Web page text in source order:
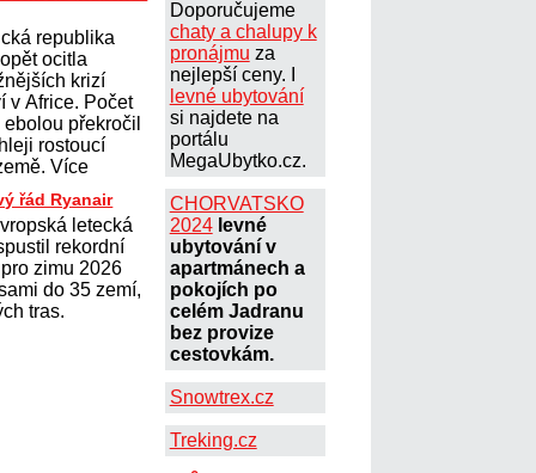
Doporučujeme
chaty a chalupy k
pronájmu za
nejlepší ceny. I
levné ubytování
si najdete na
portálu
MegaUbytko.cz.
CHORVATSKO
2024 levné
ubytování v
apartmánech a
pokojích po
celém Jadranu
bez provize
cestovkám.
Snowtrex.cz
Treking.cz
republika
ocitla
krizí
v Africe. Počet
překročil
rostoucí
Více
řád Ryanair
letecká
rekordní
zimu 2026
do 35 zemí,
tras.